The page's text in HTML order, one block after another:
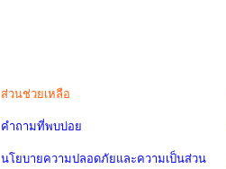
ส่วนช่วยเหลือ
คำถามที่พบบ่อย
นโยบายความปลอดภัยและความเป็นส่วน